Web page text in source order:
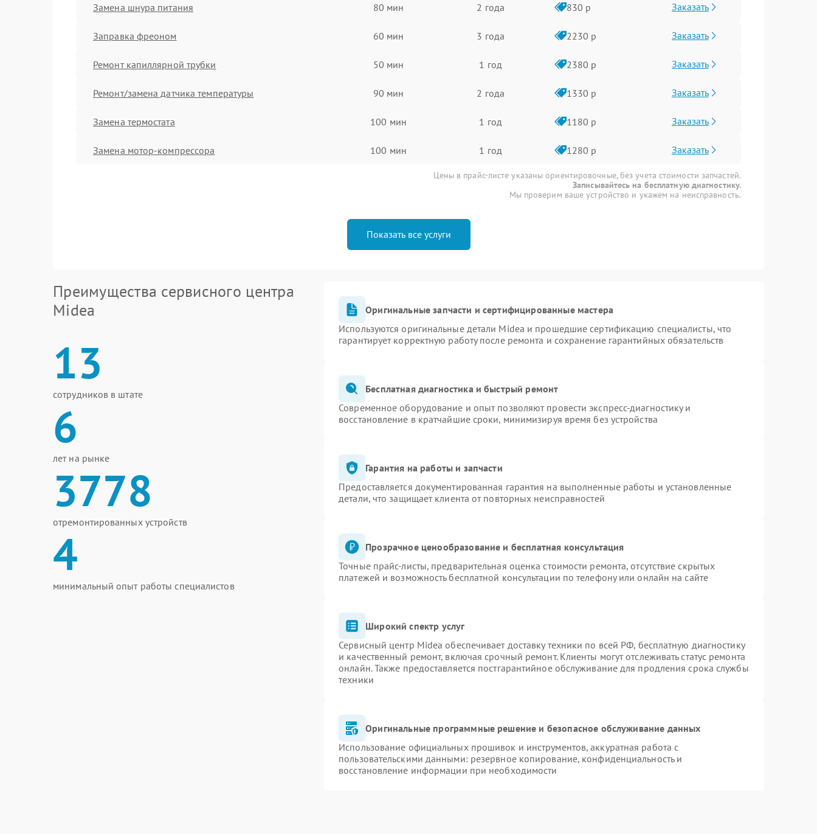
Замена шнура питания 80 мин 2 года 830 р Заказать
Заправка фреоном 60 мин 3 года 2230 р Заказать
Ремонт капиллярной трубки 50 мин 1 год 2380 р Заказать
Ремонт/замена датчика температуры 90 мин 2 года 1330 р Заказать
Замена термостата 100 мин 1 год 1180 р Заказать
Замена мотор-компрессора 100 мин 1 год 1280 р Заказать
Цены в прайс-листе указаны ориентировочные, без учета стоимости запчастей.
Записывайтесь на бесплатную диагностику.
Мы проверим ваше устройство и укажем на неисправность.
Показать все услуги
Преимущества сервисного центра
Midea
13
сотрудников в штате
6
лет на рынке
3778
отремонтированных устройств
4
минимальный опыт работы специалистов
Оригинальные запчасти и сертифицированные мастера
Используются оригинальные детали Midea и прошедшие сертификацию специалисты, что
гарантирует корректную работу после ремонта и сохранение гарантийных обязательств
Бесплатная диагностика и быстрый ремонт
Современное оборудование и опыт позволяют провести экспресс-диагностику и
восстановление в кратчайшие сроки, минимизируя время без устройства
Гарантия на работы и запчасти
Предоставляется документированная гарантия на выполненные работы и установленные
детали, что защищает клиента от повторных неисправностей
Прозрачное ценообразование и бесплатная консультация
Точные прайс-листы, предварительная оценка стоимости ремонта, отсутствие скрытых
платежей и возможность бесплатной консультации по телефону или онлайн на сайте
Широкий спектр услуг
Сервисный центр Midea обеспечивает доставку техники по всей РФ, бесплатную диагностику
и качественный ремонт, включая срочный ремонт. Клиенты могут отслеживать статус ремонта
онлайн. Также предоставляется постгарантийное обслуживание для продления срока службы
техники
Оригинальные программные решение и безопасное обслуживание данных
Использование официальных прошивок и инструментов, аккуратная работа с
пользовательскими данными: резервное копирование, конфиденциальность и
восстановление информации при необходимости